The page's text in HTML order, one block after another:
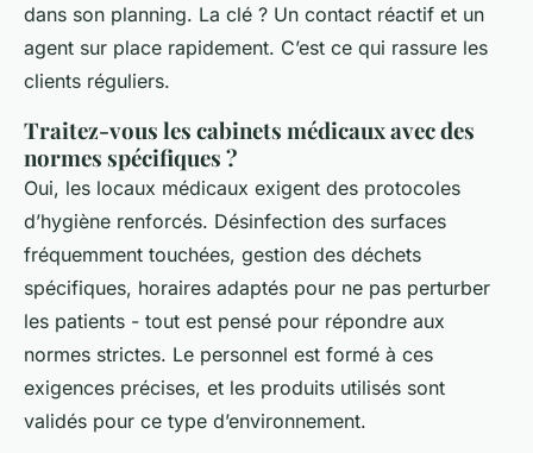
dans son planning. La clé ? Un contact réactif et un
agent sur place rapidement. C’est ce qui rassure les
clients réguliers.
Traitez-vous les cabinets médicaux avec des
normes spécifiques ?
Oui, les locaux médicaux exigent des protocoles
d’hygiène renforcés. Désinfection des surfaces
fréquemment touchées, gestion des déchets
spécifiques, horaires adaptés pour ne pas perturber
les patients - tout est pensé pour répondre aux
normes strictes. Le personnel est formé à ces
exigences précises, et les produits utilisés sont
validés pour ce type d’environnement.